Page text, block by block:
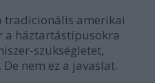
tradicionális amerikai
a háztartástípusokra
szükségletet,
nem ez a javaslat.